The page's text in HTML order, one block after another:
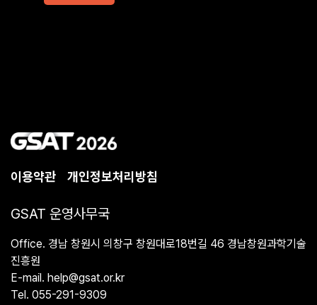
이용약관 개인정보처리방침
GSAT 운영사무국
Office. 경남 창원시 의창구 창원대로18번길 46 경남창원과학기술
진흥원
E-mail. help@gsat.or.kr
Tel. 055-291-9309